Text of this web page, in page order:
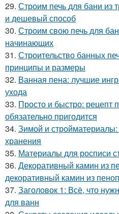
29. Строим печь для бани из
и дешевый способ
30. Строим свою печь для
начинающих
31. Строительство банных
принципы и размеры
32. Ванная пена: лучшие
ухода
33. Просто и быстро: рецепт
обязательно пригодится
34. Зимой и
хранения
35. Материалы для росписи
36. Декоративный камин из
декоративный камин из
37. Заголовок 1: Всё, что
для ванн